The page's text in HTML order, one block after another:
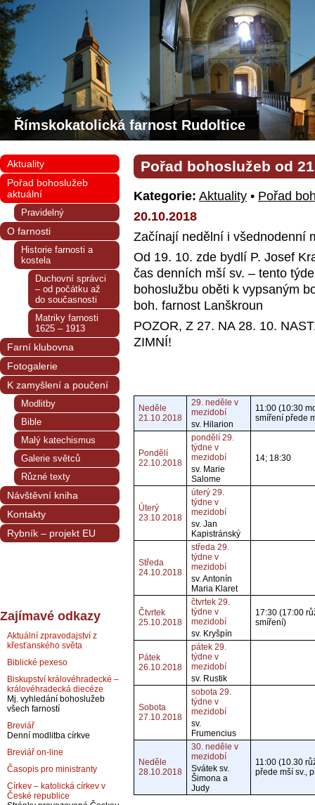
Římskokatolická farnost Rudoltice
Pořad bohoslužeb od
Kategorie: Aktuality • Pořad
20.10.2018
Začínají nedělní i všednodenní
Od 19. 10. zde bydlí P. Josef
čas denních mší sv. – tento
bohoslužbu oběti k vypsaným
boh. farnost Lanškroun
POZOR, Z 27. NA 28. 10.
ZIMNÍ!
Neděle
21.10.2018
29. neděle v
mezidobí
sv. Hilarion
11:00 (10:30
smíření přede
Pondělí
22.10.2018
pondělí 29.
týdne v
mezidobí
sv. Marie
Salome
14; 18:30
Úterý
23.10.2018
úterý 29.
týdne v
mezidobí
sv. Jan
Kapistránský
Středa
24.10.2018
středa 29.
týdne v
mezidobí
sv. Antonín
Maria Klaret
Čtvrtek
25.10.2018
čtvrtek 29.
týdne v
mezidobí
sv. Kryšpín
17:30 (17:00
smíření)
Pátek
26.10.2018
pátek 29.
týdne v
mezidobí
sv. Rustik
Sobota
27.10.2018
sobota 29.
týdne v
mezidobí
sv.
Frumencius
Neděle
28.10.2018
30. neděle v
mezidobí
Svátek sv.
Šimona a
Judy
11:00 (10.30
přede mší sv.,
Aktuality
Pořad bohoslužeb
aktuální
Pravidelný
O farnosti
Historie farnosti a
kostela
Duchovní správci
– od počátku až
do současnosti
Matriky farnosti
1625 – 1913
Farní klubovna
Fotogalerie
K zamyšlení a poučení
Modlitby
Bible
Malý katechismus
Galerie světců
Různé texty
Návštěvní kniha
Kontakty
Rybník – projekt EU
Zajímavé odkazy
Aktuální zpravodajství z
křesťanského světa
Biblické pexeso
Biskupství královéhradecké –
královéhradecká diecéze
Mj. vyhledání bohoslužeb
všech farností
Breviář
Denní modlitba církve
Breviář on-line
Časopis pro ministranty
Církev – katolická církev v
České republice